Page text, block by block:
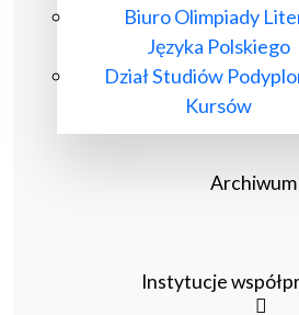
Biuro Olimpiady
Języka Polskiego
Dział Studiów
Kursów
Archiwum
Instytucje